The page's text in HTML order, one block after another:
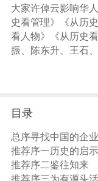
大家许倬云影响华
史看管理》《从历
看人物》《从历史
振、陈东升、王石
中国企业、企业家
的内容可助力现代
开历史迷雾，从领
面吸取经验，找到
此套“增补纪念版”
神》及相关主题的
岸三地首次集成套系
目录
总序寻找中国的企
推荐序一历史的启示
推荐序二鉴往知来